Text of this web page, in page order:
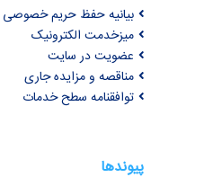
بیانیه حفظ حریم خصوصی
میزخدمت الکترونیک
عضویت در سایت
مناقصه و مزایده جاری
توافقنامه سطح خدمات
پیوندها